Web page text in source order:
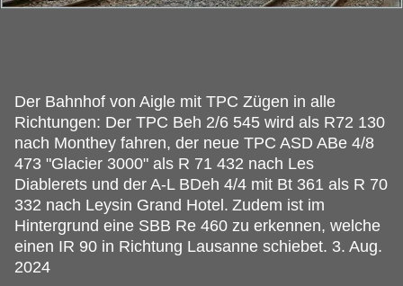
Der Bahnhof von Aigle mit TPC Zügen in alle
Richtungen: Der TPC Beh 2/6 545 wird als R72 130
nach Monthey fahren, der neue TPC ASD ABe 4/8
473 "Glacier 3000" als R 71 432 nach Les
Diablerets und der A-L BDeh 4/4 mit Bt 361 als R 70
332 nach Leysin Grand Hotel. Zudem ist im
Hintergrund eine SBB Re 460 zu erkennen, welche
einen IR 90 in Richtung Lausanne schiebet. 3. Aug.
2024